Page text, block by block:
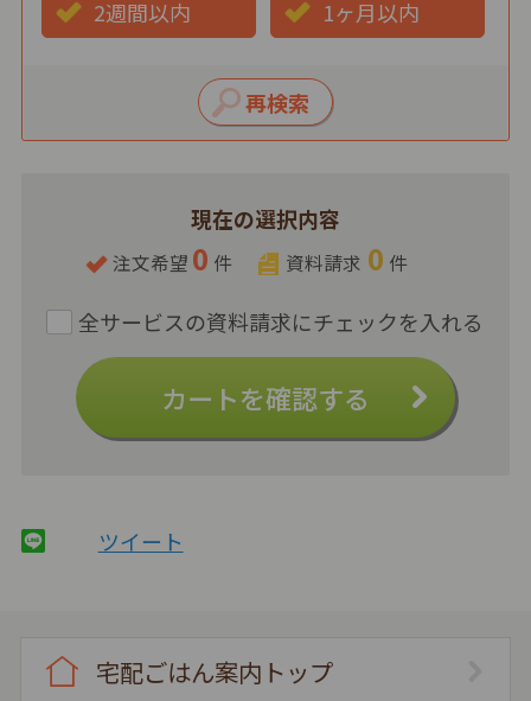
現在の選択内容
注文希望 0 件 資料請求 0 件
カートを確認する
2週間以内 1ヶ月以内
ツイート
宅配ごはん案内トップ